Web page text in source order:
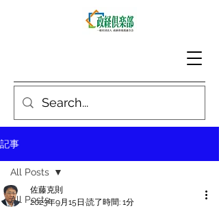
記事
All Posts
All Posts
佐藤克則
2023年9月15日 読了時間: 1分